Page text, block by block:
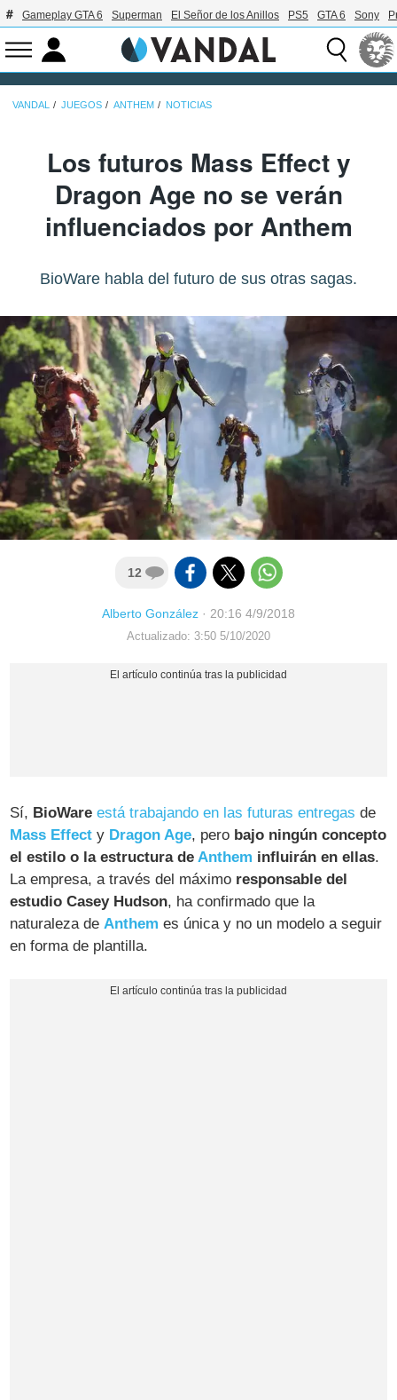
Gameplay GTA 6 Superman El Señor de los Anillos PS5 GTA 6 Sony
VANDAL JUEGOS ANTHEM NOTICIAS
Los futuros Mass Effect y
Dragon Age no se verán
influenciados por Anthem
BioWare habla del futuro de sus otras sagas.
12
Alberto González · 20:16 4/9/2018
Actualizado: 3:50 5/10/2020
Sí, BioWare está trabajando en las futuras entregas de
Mass Effect y Dragon Age, pero bajo ningún concepto
el estilo o la estructura deAnthem influirán en ellas.
La empresa, a través del máximo responsable del
estudio Casey Hudson, ha confirmado que la
naturaleza deAnthem es única y no un modelo a seguir
en forma de plantilla.